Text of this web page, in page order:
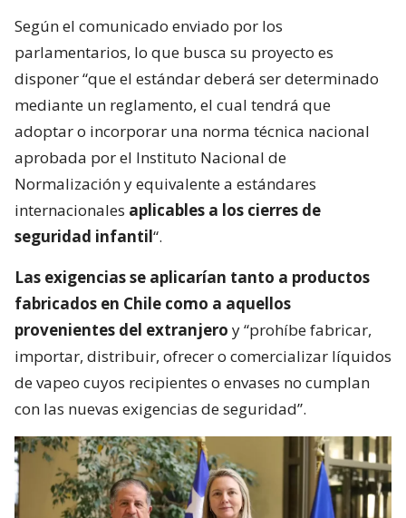
Según el comunicado enviado por los
parlamentarios, lo que busca su proyecto es
disponer “que el estándar deberá ser determinado
mediante un reglamento, el cual tendrá que
adoptar o incorporar una norma técnica nacional
aprobada por el Instituto Nacional de
Normalización y equivalente a estándares
internacionales aplicables a los cierres de
seguridad infantil“.
Las exigencias se aplicarían tanto a productos
fabricados en Chile como a aquellos
provenientes del extranjero y “prohíbe fabricar,
importar, distribuir, ofrecer o comercializar líquidos
de vapeo cuyos recipientes o envases no cumplan
con las nuevas exigencias de seguridad”.